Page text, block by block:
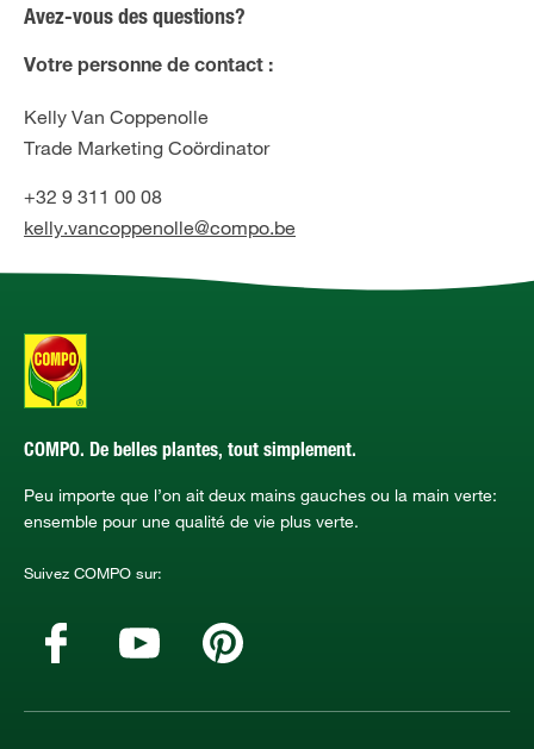
Avez-vous des questions?
Votre personne de contact :
Kelly Van Coppenolle
Trade Marketing Coördinator
+32 9 311 00 08
kelly.vancoppenolle@compo.be
COMPO. De belles plantes, tout simplement.
Peu importe que l’on ait deux mains gauches ou la main verte:
ensemble pour une qualité de vie plus verte.
Suivez COMPO sur: